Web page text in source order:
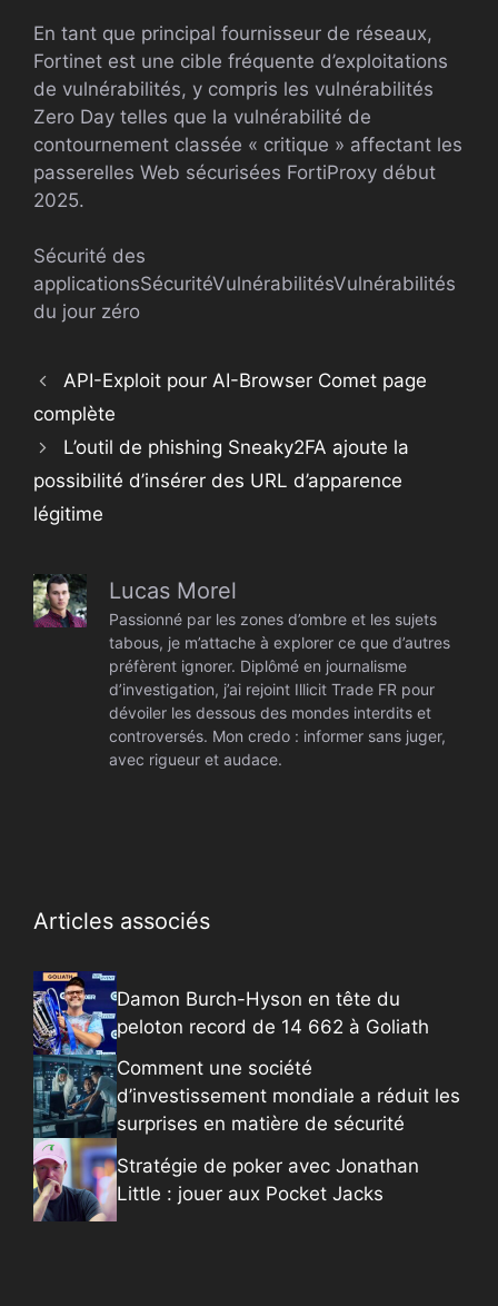
En tant que principal fournisseur de réseaux,
Fortinet est une cible fréquente d’exploitations
de vulnérabilités, y compris les vulnérabilités
Zero Day telles que la vulnérabilité de
contournement classée « critique » affectant les
passerelles Web sécurisées FortiProxy début
2025.
Sécurité des
applicationsSécuritéVulnérabilitésVulnérabilités
du jour zéro
API-Exploit pour AI-Browser Comet page
complète
L’outil de phishing Sneaky2FA ajoute la
possibilité d’insérer des URL d’apparence
légitime
Lucas Morel
Passionné par les zones d’ombre et les sujets
tabous, je m’attache à explorer ce que d’autres
préfèrent ignorer. Diplômé en journalisme
d’investigation, j’ai rejoint Illicit Trade FR pour
dévoiler les dessous des mondes interdits et
controversés. Mon credo : informer sans juger,
avec rigueur et audace.
Articles associés
Damon Burch-Hyson en tête du
peloton record de 14 662 à Goliath
Comment une société
d’investissement mondiale a réduit les
surprises en matière de sécurité
Stratégie de poker avec Jonathan
Little : jouer aux Pocket Jacks